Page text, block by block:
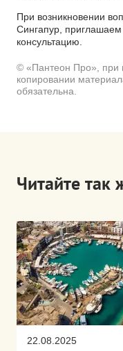
При возникновении
Сингапур,
консультацию.
© «Пантеон Про», при
копировании
обязательна.
Читайте так
22.08.2025